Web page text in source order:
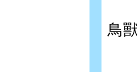
鳥